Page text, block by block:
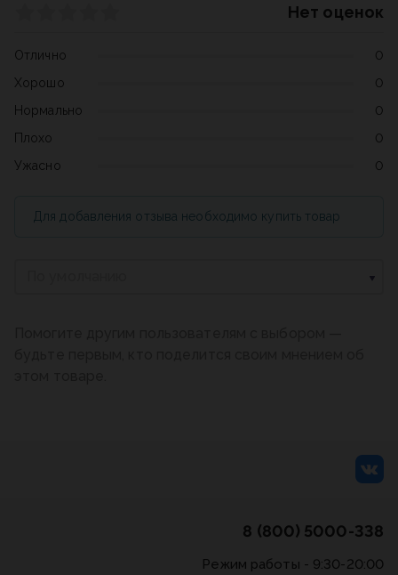
Нет оценок
Отлично
0
Хорошо
0
Нормально
0
Плохо
0
Ужасно
0
Для добавления отзыва необходимо купить товар
8 (800) 5000-338
Режим работы - 9:30-20:00